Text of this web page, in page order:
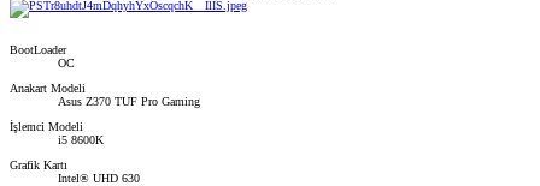
BootLoader
OC
Anakart Modeli
Asus Z370 TUF Pro Gaming
İşlemci Modeli
i5 8600K
Grafik Kartı
Intel® UHD 630